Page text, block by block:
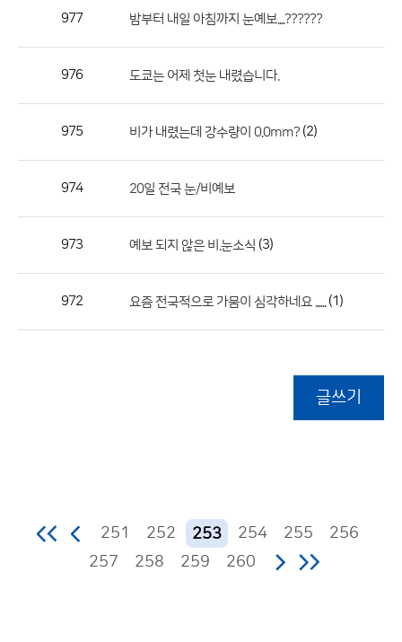
공
977 밤부터 내일 아침까지 눈예보....??????
976 도쿄는 어제 첫눈 내렸습니다.
975 비가 내렸는데 강수량이 0.0mm? (2)
974 20일 전국 눈/비예보
973 예보 되지 않은 비.눈소식 (3)
972 요즘 전국적으로 가뭄이 심각하네요 ...... (1)
글쓰기
251 252 253 254 255
256
257
258 259 260